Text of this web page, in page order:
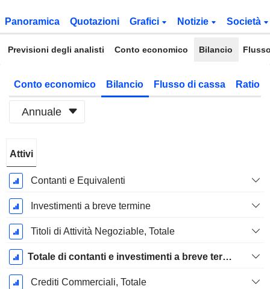
Panoramica Quotazioni Grafici Notizie Società
Previsioni degli analisti Conto economico Bilancio
Conto economico Bilancio Flusso di cassa Ratio
Annuale
Fiscale:
Dicembre
Attivi
Contanti e Equivalenti
Investimenti a breve termine
Titoli di Attività Negoziable, Totale
Totale di contanti e investimenti a breve termine
Crediti Commerciali, Totale